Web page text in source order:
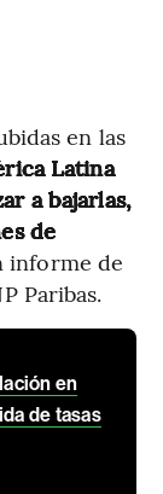
en las
Latina
a bajarlas,
de
informe de
Paribas.
en
de tasas